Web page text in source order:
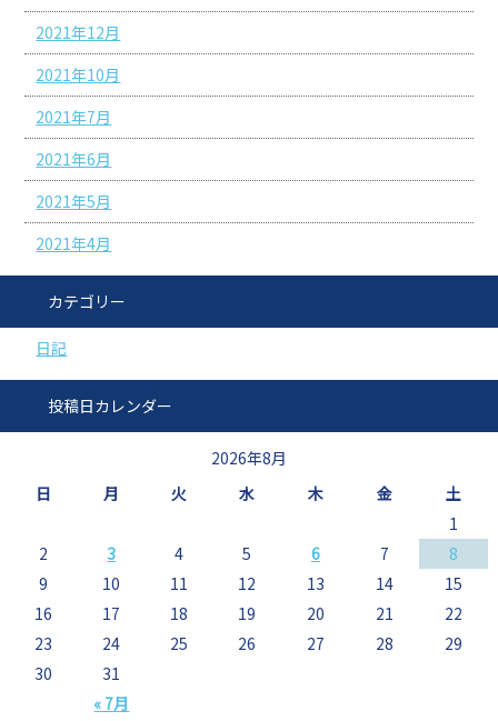
2021年12月
2021年10月
2021年7月
2021年6月
2021年5月
2021年4月
カテゴリー
日記
投稿日カレンダー
2026年8月
日
月 火 水 木 金 土
« 7月
1
2
3 4 5 6 7
8
9
10 11 12 13 14
15
16
17 18 19 20 21
22
23
24 25 26 27 28
29
30
31